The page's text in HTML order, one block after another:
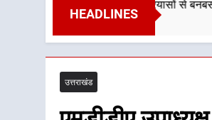
HEADLINES
धामी के प्रयासों से बनबसा रेलवे स्टेशन पर
उत्तराखंड